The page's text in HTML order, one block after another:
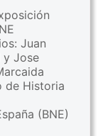
Juan
y Jose
de Historia
(BNE)